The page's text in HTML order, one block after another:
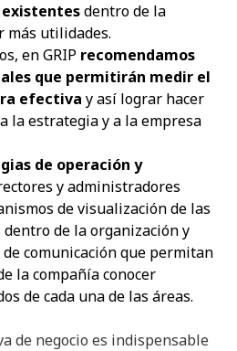
existentesdentro de la
más utilidades.
en GRIP recomendamos
que permitirán medir el
efectiva y así lograr hacer
la estrategia y a la empresa
de operación y
y administradores
de visualización de las
de la organización y
comunicación que permitan
la compañía conocer
de cada una de las áreas.
de negocio es indispensable